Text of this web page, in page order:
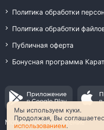
Политика обработки
Политика обработки
Публичная оферта
Бонусная программа
Мобильное приложение
Мы используем куки.
Продолжая, Вы
использованием.